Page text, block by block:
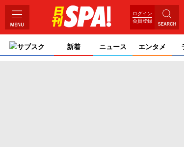
ログイン
会員登録
サブスク 新着 ニュース エンタメ